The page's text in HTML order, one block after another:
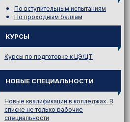
По вступительным испытаниям
По проходным баллам
КУРСЫ
Курсы по подготовке к ЦЭ/ЦТ
НОВЫЕ СПЕЦИАЛЬНОСТИ
Новые квалификации в колледжах. В
списке не только рабочие
специальности